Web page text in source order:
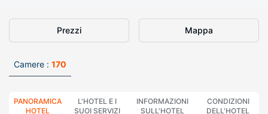
Prezzi Mappa
Camere : 170
PANORAMICA
HOTEL
L'HOTEL E I
SUOI SERVIZI
INFORMAZIONI
SULL'HOTEL
CONDIZIONI
DELL'HOTEL